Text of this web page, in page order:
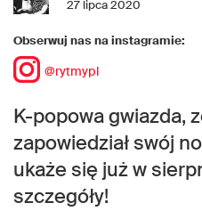
27 lipca 2020
Obserwuj nas na instagramie:
@rytmypl
K-popowa gwiazda,
zapowiedział swój
ukaże się już w
szczegóły!